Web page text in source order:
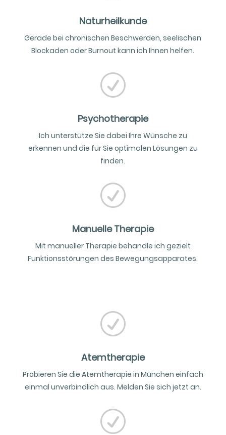
Naturheilkunde
Gerade bei chronischen Beschwerden, seelischen
Blockaden oder Burnout kann ich Ihnen helfen.
R
Psychotherapie
Ich unterstütze Sie dabei Ihre Wünsche zu
erkennen und die für Sie optimalen Lösungen zu
finden.
R
Manuelle Therapie
Mit manueller Therapie behandle ich gezielt
Funktionsstörungen des Bewegungsapparates.
R
Atemtherapie
Probieren Sie die Atemtherapie in München einfach
einmal unverbindlich aus. Melden Sie sich jetzt an.
R